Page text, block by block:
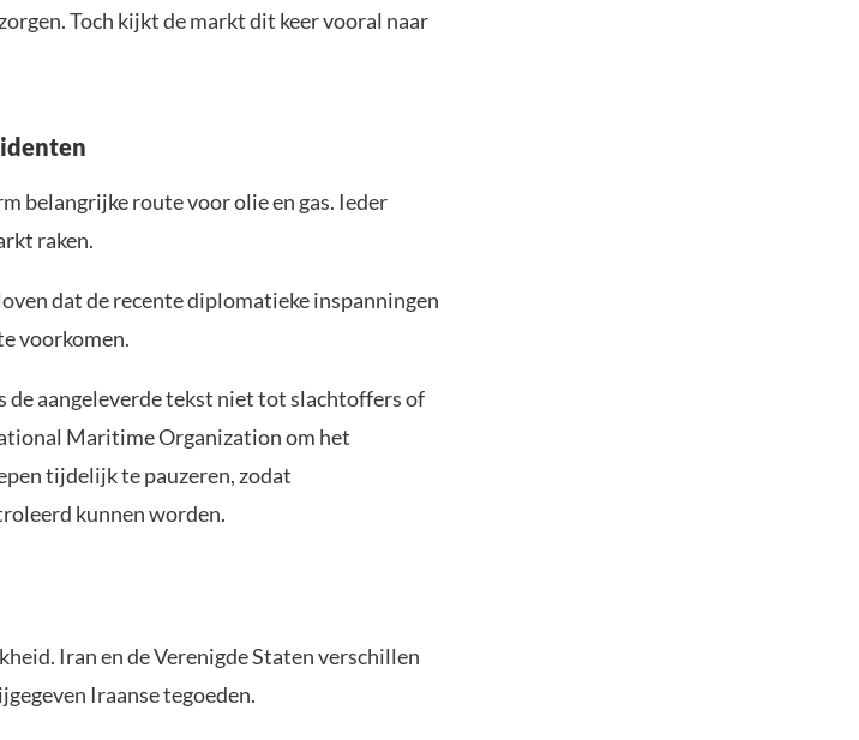
Toch kijkt de markt dit keer vooral naar
belangrijke route voor olie en gas. Ieder
raken.
dat de recente diplomatieke inspanningen
voorkomen.
de aangeleverde tekst niet tot slachtoffers of
Maritime Organization om het
tijdelijk te pauzeren, zodat
kunnen worden.
Iran en de Verenigde Staten verschillen
Iraanse tegoeden.